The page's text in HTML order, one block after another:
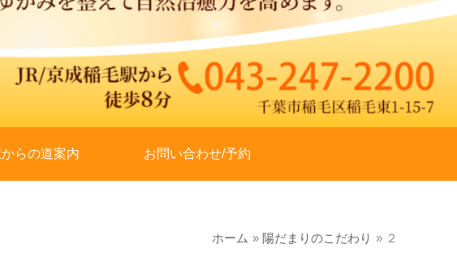
らの道案内 お問い合わせ/予約
ホーム 陽だまりのこだわり ２